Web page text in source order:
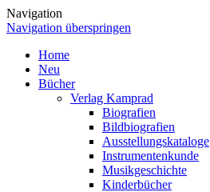
Navigation
Navigation überspringen
Home
Neu
Bücher
Verlag Kamprad
Biografien
Bildbiografien
Ausstellungskataloge
Instrumentenkunde
Musikgeschichte
Kinderbücher